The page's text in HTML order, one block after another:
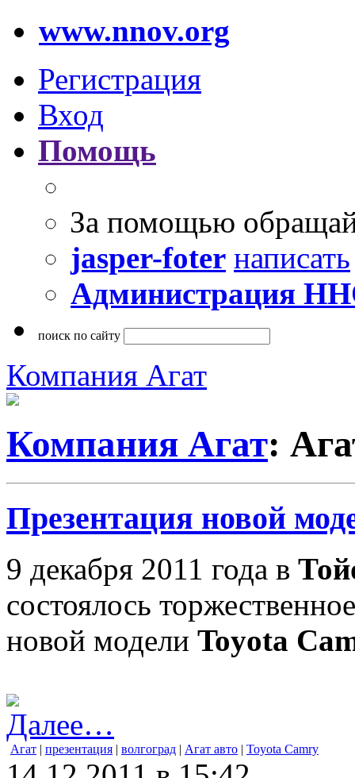
www.nnov.org
Регистрация
Вход
Помощь
За помощью
jasper-foter написать
Администрация
поиск по сайту
Компания Агат
Компания Агат:
Презентация новой
9 декабря 2011 года в
состоялось
новой модели Toyota
Далее…
Агат | презентация | волгоград | Агат авто | Toyota Camry